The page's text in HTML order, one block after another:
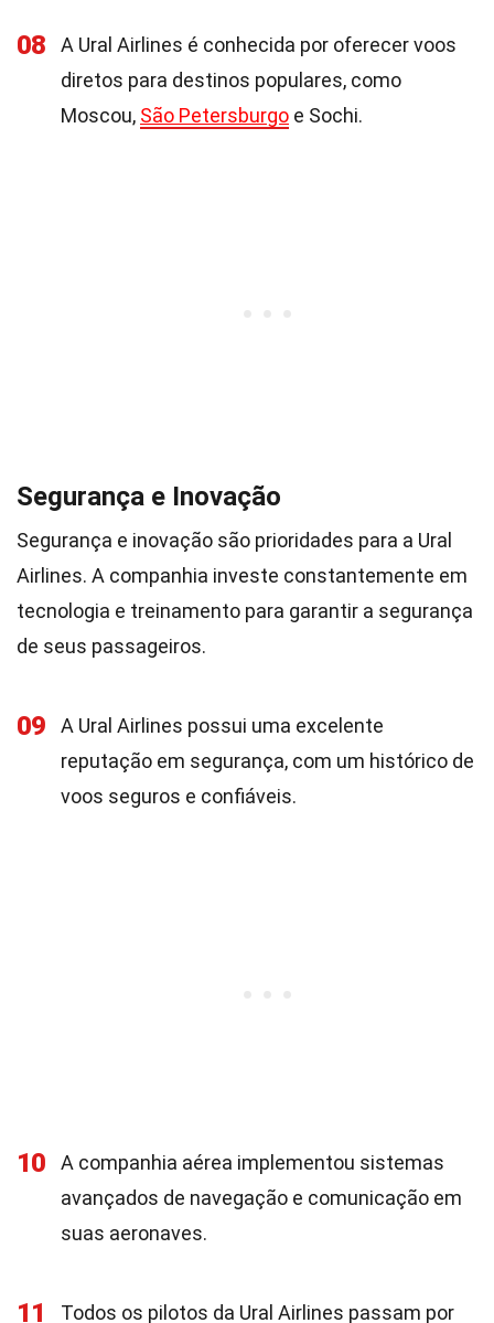
08
A Ural Airlines é conhecida por oferecer voos
diretos para destinos populares, como
Moscou, São Petersburgo e Sochi.
Segurança e Inovação
Segurança e inovação são prioridades para a Ural
Airlines. A companhia investe constantemente em
tecnologia e treinamento para garantir a segurança
de seus passageiros.
09
A Ural Airlines possui uma excelente
reputação em segurança, com um histórico de
voos seguros e confiáveis.
10
A companhia aérea implementou sistemas
avançados de navegação e comunicação em
suas aeronaves.
11
Todos os pilotos da Ural Airlines passam por